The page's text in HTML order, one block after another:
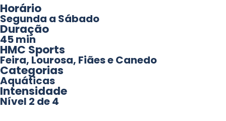
Horário
Segunda a Sábado
Duração
45 min
HMC Sports
Feira, Lourosa, Fiães e Canedo
Categorias
Aquáticas
Intensidade
Nível 2 de 4